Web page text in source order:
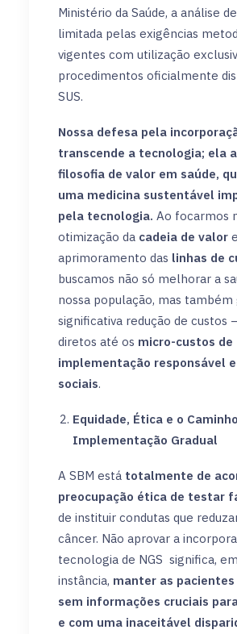
Ministério da Saúde, a análise
limitada pelas exigências
vigentes com utilização
procedimentos oficialmente
SUS.
Nossa defesa pela
transcende a tecnologia; ela
filosofia de valor em saúde,
uma medicina sustentável
pela tecnologia. Ao focarmos
otimização da cadeia de valor
aprimoramento das linhas de
buscamos não só melhorar a
nossa população, mas também
significativa redução de custos
diretos até os micro-custos de
implementação responsável
sociais.
Equidade, Ética e o
Implementação Gradual
A SBM está totalmente de
preocupação ética de testar
de instituir condutas que
câncer. Não aprovar a
tecnologia de NGS significa,
instância, manter as pacientes
sem informações cruciais
e com uma inaceitável